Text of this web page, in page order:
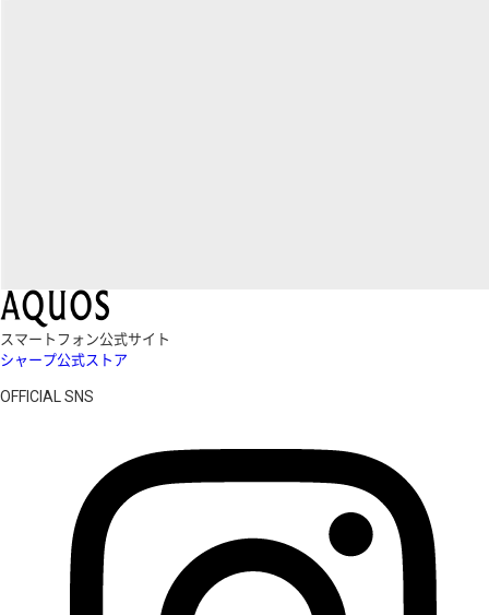
スマートフォン公式サイト
シャープ公式ストア
OFFICIAL SNS